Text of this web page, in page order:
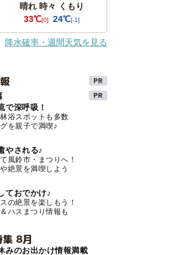
晴れ 時々 くもり
33℃[0] 24℃[-1]
降水確率・週間天気を見る
で深呼吸！
浴スポットも多数
を親子で満喫♪
やされる♪
風鈴市・まつりへ！
絶景を満喫しよう
ておでかけ♪
の絶景を楽しもう！
ハスまつり情報も
8月
みのお出かけ情報満載